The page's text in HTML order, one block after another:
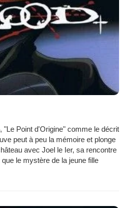
"Le Point d'Origine" comme le décrit
peut à peu la mémoire et plonge
avec Joel le Ier, sa rencontre
le mystère de la jeune fille